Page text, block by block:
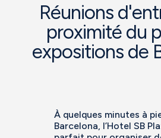
Réunions
proximité du
expositions de
À quelques minutes à
Barcelona, l’Hotel SB